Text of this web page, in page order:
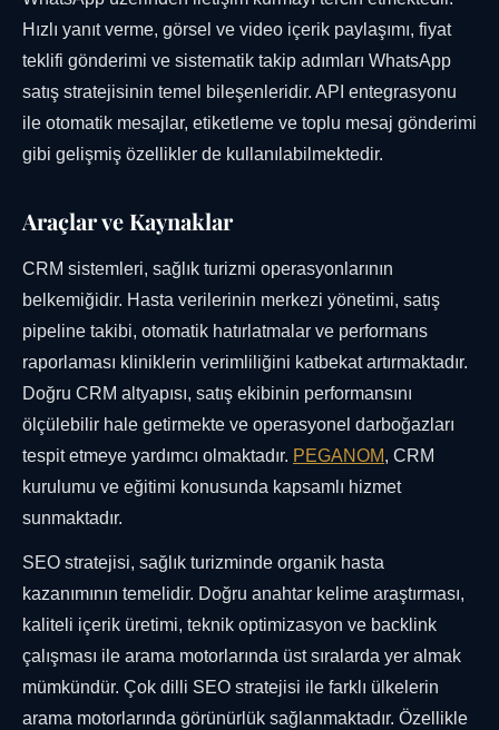
Hızlı yanıt verme, görsel ve video içerik paylaşımı, fiyat
teklifi gönderimi ve sistematik takip adımları WhatsApp
satış stratejisinin temel bileşenleridir. API entegrasyonu
ile otomatik mesajlar, etiketleme ve toplu mesaj gönderimi
gibi gelişmiş özellikler de kullanılabilmektedir.
Araçlar ve Kaynaklar
CRM sistemleri, sağlık turizmi operasyonlarının
belkemiğidir. Hasta verilerinin merkezi yönetimi, satış
pipeline takibi, otomatik hatırlatmalar ve performans
raporlaması kliniklerin verimliliğini katbekat artırmaktadır.
Doğru CRM altyapısı, satış ekibinin performansını
ölçülebilir hale getirmekte ve operasyonel darboğazları
tespit etmeye yardımcı olmaktadır. PEGANOM, CRM
kurulumu ve eğitimi konusunda kapsamlı hizmet
sunmaktadır.
SEO stratejisi, sağlık turizminde organik hasta
kazanımının temelidir. Doğru anahtar kelime araştırması,
kaliteli içerik üretimi, teknik optimizasyon ve backlink
çalışması ile arama motorlarında üst sıralarda yer almak
mümkündür. Çok dilli SEO stratejisi ile farklı ülkelerin
arama motorlarında görünürlük sağlanmaktadır. Özellikle